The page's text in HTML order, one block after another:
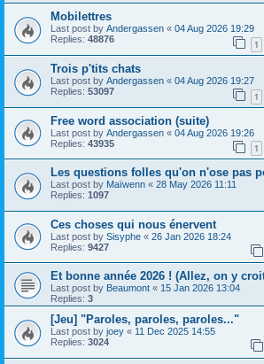
Mobilettres
Last post by Andergassen « 04 Aug 2026 19:29
Replies: 48876 1
Trois p'tits chats
Last post by Andergassen « 04 Aug 2026 19:27
Replies: 53097 1
Free word association (suite)
Last post by Andergassen « 04 Aug 2026 19:26
Replies: 43935 1
Les questions folles qu'on n'ose pas
Last post by Maïwenn « 28 May 2026 11:11
Replies: 1097
Ces choses qui nous énervent
Last post by Sisyphe « 26 Jan 2026 18:24
Replies: 9427
Et bonne année 2026 ! (Allez, on y
Last post by Beaumont « 15 Jan 2026 13:04
Replies: 3
[Jeu] "Paroles, paroles, paroles..."
Last post by joey « 11 Dec 2025 14:55
Replies: 3024